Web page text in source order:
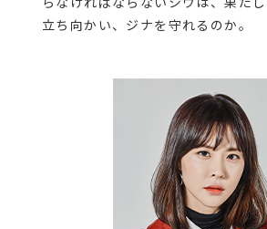
立ち向かい、ジナを守れるのか。